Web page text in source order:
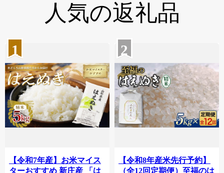
人気の返礼品
1
【令和7年産】お米マイス
ターおすすめ 新庄産 「は
2
【令和8年産米先行予約】
（全12回定期便）至福のは